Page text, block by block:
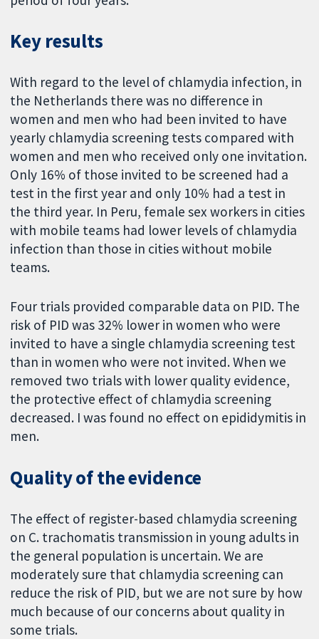
Key results
With regard to the level of chlamydia infection, in
the Netherlands there was no difference in
women and men who had been invited to have
yearly chlamydia screening tests compared with
women and men who received only one invitation.
Only 16% of those invited to be screened had a
test in the first year and only 10% had a test in
the third year. In Peru, female sex workers in cities
with mobile teams had lower levels of chlamydia
infection than those in cities without mobile
teams.
Four trials provided comparable data on PID. The
risk of PID was 32% lower in women who were
invited to have a single chlamydia screening test
than in women who were not invited. When we
removed two trials with lower quality evidence,
the protective effect of chlamydia screening
decreased. I was found no effect on epididymitis in
men.
Quality of the evidence
The effect of register-based chlamydia screening
on C. trachomatis transmission in young adults in
the general population is uncertain. We are
moderately sure that chlamydia screening can
reduce the risk of PID, but we are not sure by how
much because of our concerns about quality in
some trials.